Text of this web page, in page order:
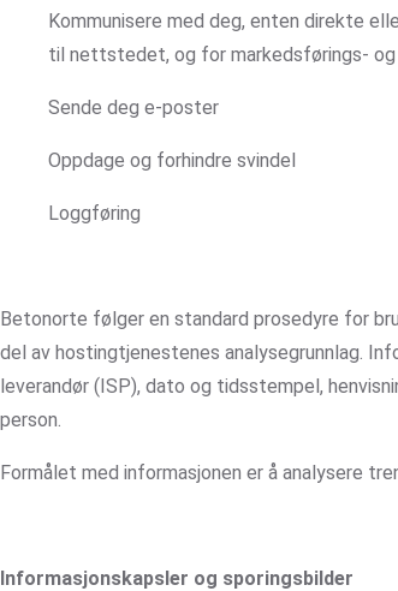
Kommunisere med deg, enten direkte
til nettstedet, og for markedsførings-
Sende deg e-poster
Oppdage og forhindre svindel
Loggføring
Betonorte følger en standard prosedyre for
del av hostingtjenestenes analysegrunnlag.
leverandør (ISP), dato og tidsstempel,
person.
Formålet med informasjonen er å analysere
Informasjonskapsler og sporingsbilder